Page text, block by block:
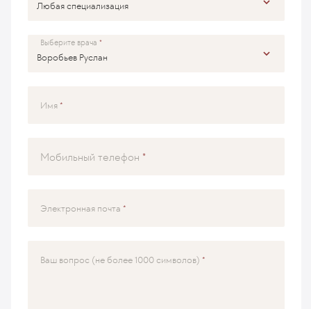
Выберите врача
Имя
Мобильный телефон
Электронная почта
Ваш вопрос (не более 1000 символов)